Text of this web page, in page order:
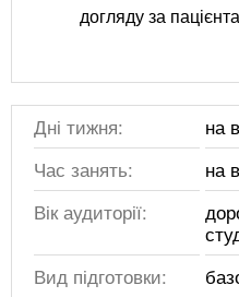
догляду за
Дні тижня:
на
Час занять:
на
Вік аудиторії:
Вид підготовки: